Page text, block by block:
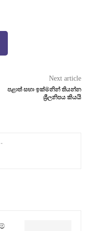
Next article
පළාත් සභා ඉක්මනින් තියන්න
ශ්‍රීලනිපය කියයි